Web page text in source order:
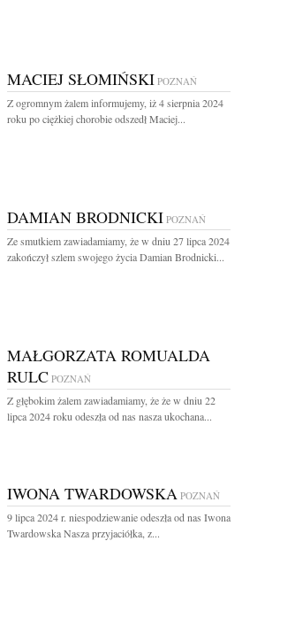
MACIEJ SŁOMIŃSKI POZNAŃ
Z ogromnym żalem informujemy, iż 4 sierpnia 2024
roku po ciężkiej chorobie odszedł Maciej...
DAMIAN BRODNICKI POZNAŃ
Ze smutkiem zawiadamiamy, że w dniu 27 lipca 2024
zakończył szlem swojego życia Damian Brodnicki...
MAŁGORZATA ROMUALDA
RULC POZNAŃ
Z głębokim żalem zawiadamiamy, że że w dniu 22
lipca 2024 roku odeszła od nas nasza ukochana...
IWONA TWARDOWSKA POZNAŃ
9 lipca 2024 r. niespodziewanie odeszła od nas Iwona
Twardowska Nasza przyjaciółka, z...